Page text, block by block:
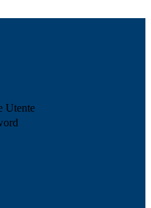
Utente